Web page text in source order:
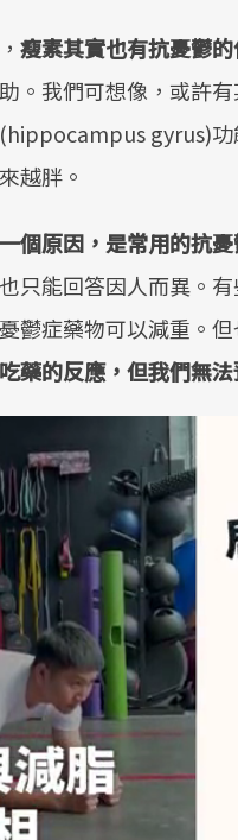
瘦素其實也有抗憂鬱
。我們可想像，或許
gyrus)
越胖。
個原因，是常用的抗
只能回答因人而異。
鬱症藥物可以減重。
藥的反應，但我們無法